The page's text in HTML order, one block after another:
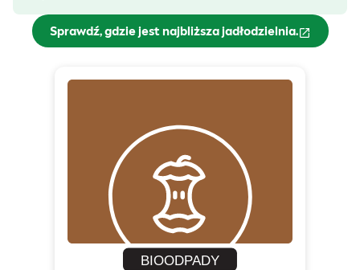
Sprawdź, gdzie jest najbliższa jadłodzielnia.
(otwiera się w nowym oknie)